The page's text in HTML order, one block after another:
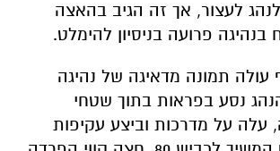
נסע בפראות בתוך שטחי
עלה על מדרכות וביצע עקיפות
כיוון התנועה ואילץ רכבים אחרים
כדי להימנע מהתנגשות חזיתית.